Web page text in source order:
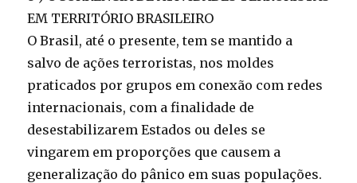
EM TERRITÓRIO BRASILEIRO
O Brasil, até o presente, tem se mantido a
salvo de ações terroristas, nos moldes
praticados por grupos em conexão com redes
internacionais, com a finalidade de
desestabilizarem Estados ou deles se
vingarem em proporções que causem a
generalização do pânico em suas populações.